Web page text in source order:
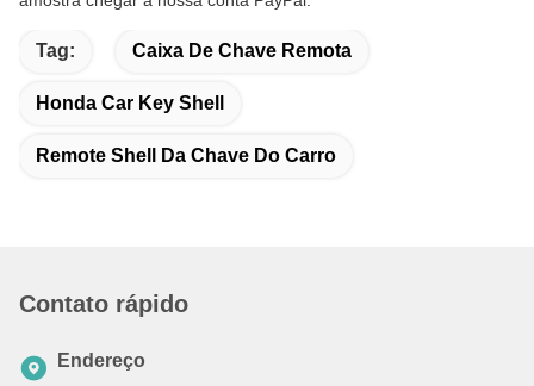
Tag: Caixa De Chave Remota
Honda Car Key Shell
Remote Shell Da Chave Do Carro
Contato rápido
Endereço